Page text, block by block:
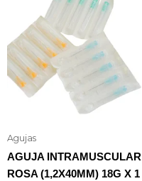
Agujas
AGUJA INTRAMUSCULAR
ROSA (1,2X40MM) 18G X 1